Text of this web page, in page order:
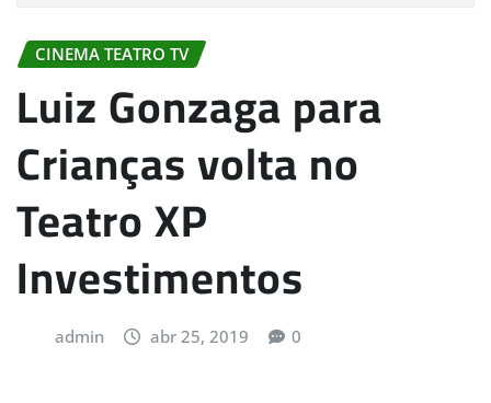
CINEMA TEATRO TV
Luiz Gonzaga para
Crianças volta no
Teatro XP
Investimentos
admin abr 25, 2019 0